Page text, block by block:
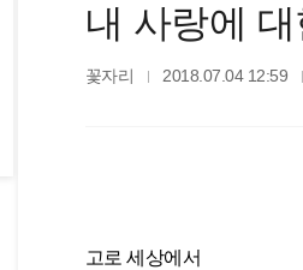
내 사랑에
꽃자리 2018.07.04 12:59
고로 세상에서